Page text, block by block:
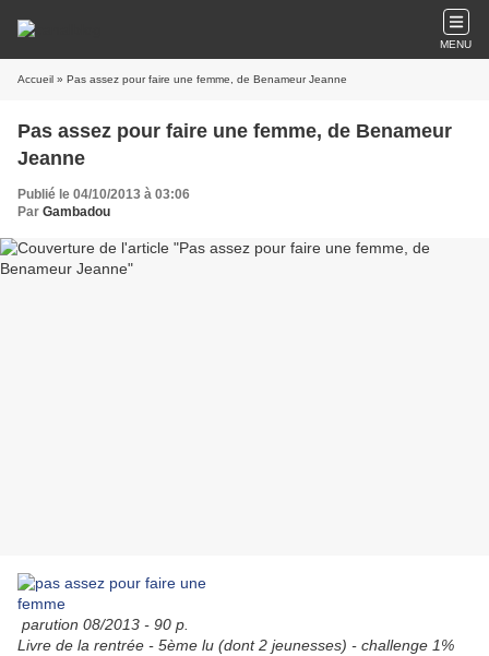
MENU
Accueil » Pas assez pour faire une femme, de Benameur Jeanne
Pas assez pour faire une femme, de Benameur
Jeanne
Publié le 04/10/2013 à 03:06
Par Gambadou
parution 08/2013 - 90 p.
Livre de la rentrée - 5ème lu (dont 2 jeunesses) - challenge 1%